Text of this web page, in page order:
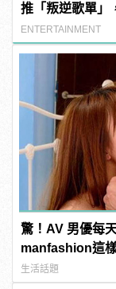
推「叛逆歌單」
PUNK 系列全新
ENTERTAINMENT
驚！AV 男優每
manfashion這
生活話題